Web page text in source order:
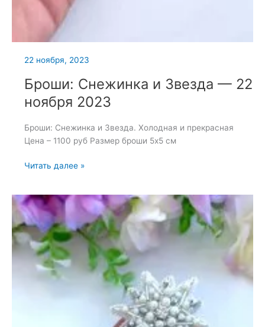
22 ноября, 2023
Броши: Снежинка и Звезда — 22
ноября 2023
Броши: Снежинка и Звезда. Холодная и прекрасная
Цена – 1100 руб Размер броши 5х5 см
Броши:
Звезда
—
22
ноября
2023
Читать далее »